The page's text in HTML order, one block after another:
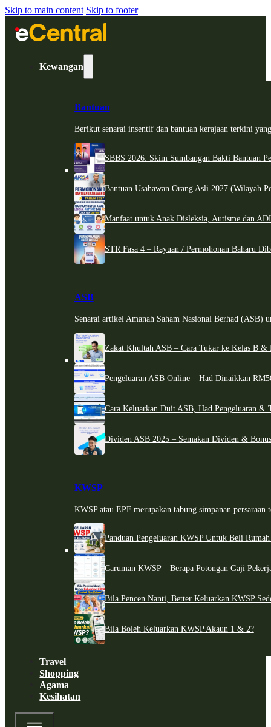
Skip to main content Skip to footer
Kewangan
Bantuan
Berikut senarai insentif dan bantuan kerajaan terkini
SBBS 2026: Skim Sumbangan Bakti Bantuan
Bantuan Usahawan Orang Asli 2027 (Wilayah
Manfaat untuk Anak Disleksia, Autisme dan
STR Fasa 4 – Rayuan / Permohonan Baharu
ASB
Senarai artikel Amanah Saham Nasional Berhad (ASB)
Zakat Khultah ASB – Cara Tukar ke Kelas B &
Pengeluaran ASB Online – Had Dinaikkan
Cara Keluarkan Duit ASB, Had Pengeluaran &
Dividen ASB 2025 – Semakan Dividen &
KWSP
KWSP atau EPF merupakan tabung simpanan persaraan
Panduan Pengeluaran KWSP Untuk Beli
Caruman KWSP – Berapa Potongan Gaji
Bila Pencen Nanti, Better Keluarkan KWSP
Bila Boleh Keluarkan KWSP Akaun 1 & 2?
Travel
Shopping
Agama
Kesihatan